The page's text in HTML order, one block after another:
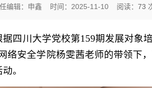
编辑：申鑫 时间：2025-11-10 阅读： 73
四川大学党校第159期发展对象
络安全学院杨雯茜老师的带领下
。